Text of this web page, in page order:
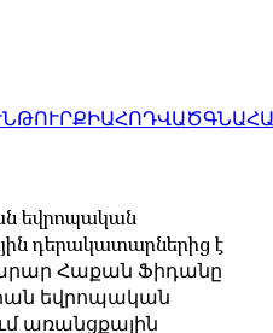
ԹՈՒՐՔԻԱՀՈԴՎԱԾ
եվրոպական
դերակատարներից է
Հաքան Ֆիդանը
եվրոպական
առանցքային